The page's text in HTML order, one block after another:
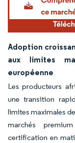
Adoption
aux limites
européenne
Les producteurs
une transition
limites maximales
marchés
certification en